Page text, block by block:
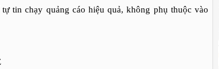
tin chạy quảng cáo hiệu quả, không phụ thuộc vào